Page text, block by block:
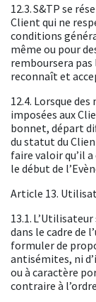
12.3. S&TP se
Client qui ne
conditions
même ou pour
remboursera
reconnaît et
12.4. Lorsque
imposées aux
bonnet, départ
du statut du
faire valoir qu’il
le début de
Article 13.
13.1.
dans le cadre de
formuler de
antisémites, ni
ou à caractère
contraire à